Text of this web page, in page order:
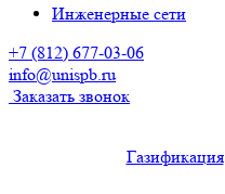
Инженерные сети
+7 (812) 677-03-06
info@unispb.ru
Заказать звонок
Газификация